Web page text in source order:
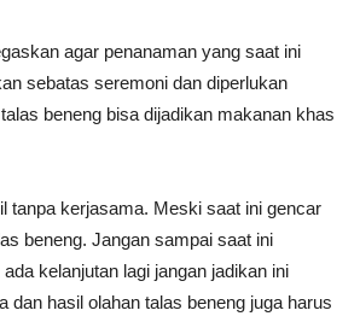
agar penanaman yang saat ini
sebatas seremoni dan diperlukan
beneng bisa dijadikan makanan khas
tanpa kerjasama. Meski saat ini gencar
beneng. Jangan sampai saat ini
kelanjutan lagi jangan jadikan ini
dan hasil olahan talas beneng juga harus